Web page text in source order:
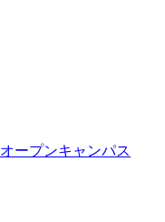
オープンキャンパス